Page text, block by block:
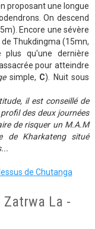
proposant une longue
On descend
Encore une sévère
Thukdingma (15mn,
qu'une dernière
pour atteindre
simple, C). Nuit sous
il est conseillé de
des deux journées
de risquer un M.A.M
de Kharkateng situé
Zatrwa La -